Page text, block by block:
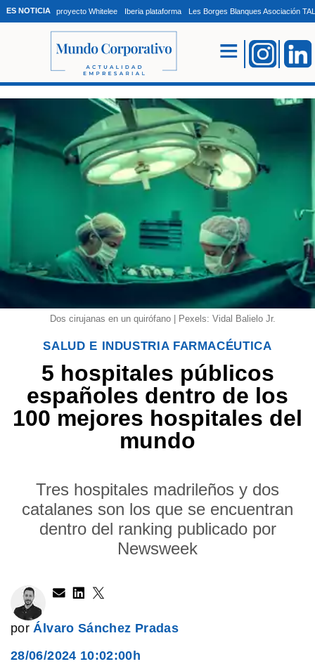
ES NOTICIA proyecto Whitelee Iberia plataforma Les Borges Blanques Asociación
Dos cirujanas en un quirófano | Pexels: Vidal Balielo Jr.
SALUD E INDUSTRIA FARMACÉUTICA
5 hospitales públicos
españoles dentro de los
100 mejores hospitales del
mundo
Tres hospitales madrileños y dos
catalanes son los que se encuentran
dentro del ranking publicado por
Newsweek
porÁlvaro Sánchez Pradas
28/06/2024 10:02:00h